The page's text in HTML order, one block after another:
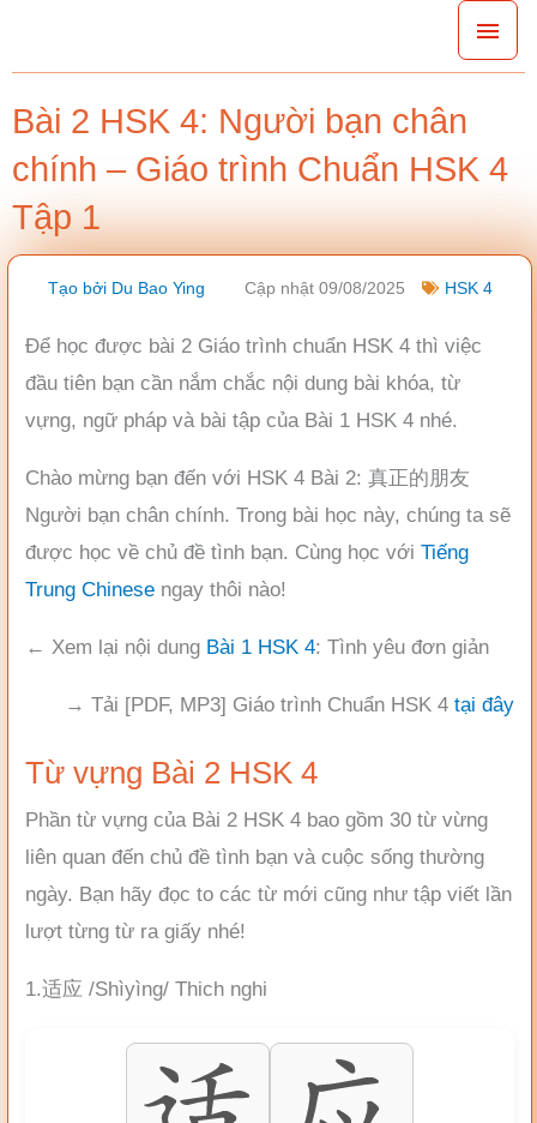
dung
Bài 2 HSK 4: Người bạn chân
chính – Giáo trình Chuẩn HSK 4
Tập 1
Tạo bởi Du Bao Ying Cập nhật 09/08/2025 HSK 4
Để học được bài 2 Giáo trình chuẩn HSK 4 thì việc
đầu tiên bạn cần nắm chắc nội dung bài khóa, từ
vựng, ngữ pháp và bài tập của Bài 1 HSK 4 nhé.
Chào mừng bạn đến với HSK 4 Bài 2: 真正的朋友
Người bạn chân chính. Trong bài học này, chúng ta sẽ
được học về chủ đề tình bạn. Cùng học với Tiếng
Trung Chinese ngay thôi nào!
← Xem lại nội dung Bài 1 HSK 4: Tình yêu đơn giản
→ Tải [PDF, MP3] Giáo trình Chuẩn HSK 4 tại đây
Từ vựng Bài 2 HSK 4
Phần từ vựng của Bài 2 HSK 4 bao gồm 30 từ vừng
liên quan đến chủ đề tình bạn và cuộc sống thường
ngày. Bạn hãy đọc to các từ mới cũng như tập viết lần
lượt từng từ ra giấy nhé!
1.适应 /Shìyìng/ Thich nghi